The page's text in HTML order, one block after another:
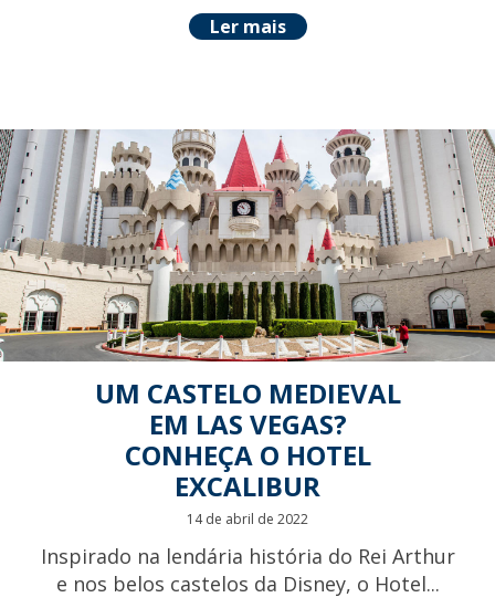
Ler mais
UM CASTELO MEDIEVAL
EM LAS VEGAS?
CONHEÇA O HOTEL
EXCALIBUR
14 de abril de 2022
Inspirado na lendária história do Rei Arthur
e nos belos castelos da Disney, o Hotel...